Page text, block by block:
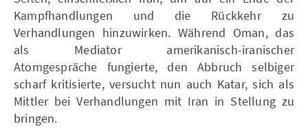
Kampfhandlungen und die Rückkehr zu
Verhandlungen hinzuwirken. Während Oman, das
als Mediator amerikanisch-iranischer
Atomgespräche fungierte, den Abbruch selbiger
scharf kritisierte, versucht nun auch Katar, sich als
Mittler bei Verhandlungen mit Iran in Stellung zu
bringen.